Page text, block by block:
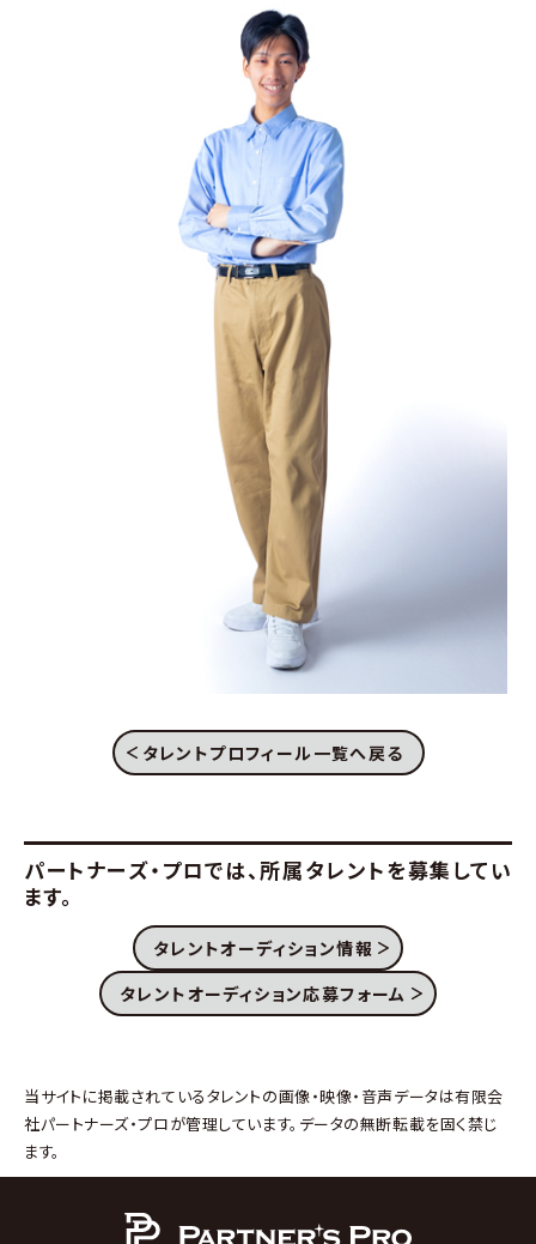
タレントプロフィール一覧へ戻る
パートナーズ・プロでは、所属タレントを募集してい
ます。
タレントオーディション情報
タレントオーディション応募フォーム
当サイトに掲載されているタレントの画像・映像・音声データは有限会
社パートナーズ・プロが管理しています。データの無断転載を固く禁じ
ます。